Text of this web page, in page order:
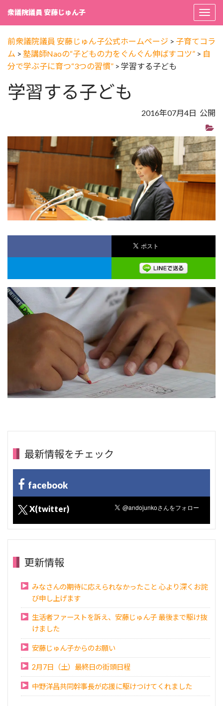
衆議院議員 安藤じゅん子
前衆議院議員 安藤じゅん子公式ホームページ > 子育てコラ
ム > 塾講師Naoの“子どもの力をぐんぐん伸ばすコツ” > 自
分で学ぶ子に育つ“3つの習慣” > 学習する子ども
学習する子ども
2016年07月4日 公開
最新情報をチェック
facebook
X(twitter)
更新情報
みなさんの期待に応えられなかったこと 心より深くお詫
び申し上げます
生活者ファーストを訴え、安藤じゅん子 最後まで駆け抜
けました
安藤じゅん子からのお願い
2月7日（土）最終日の街頭日程
中野洋昌共同幹事長が応援に駆けつけてくれました